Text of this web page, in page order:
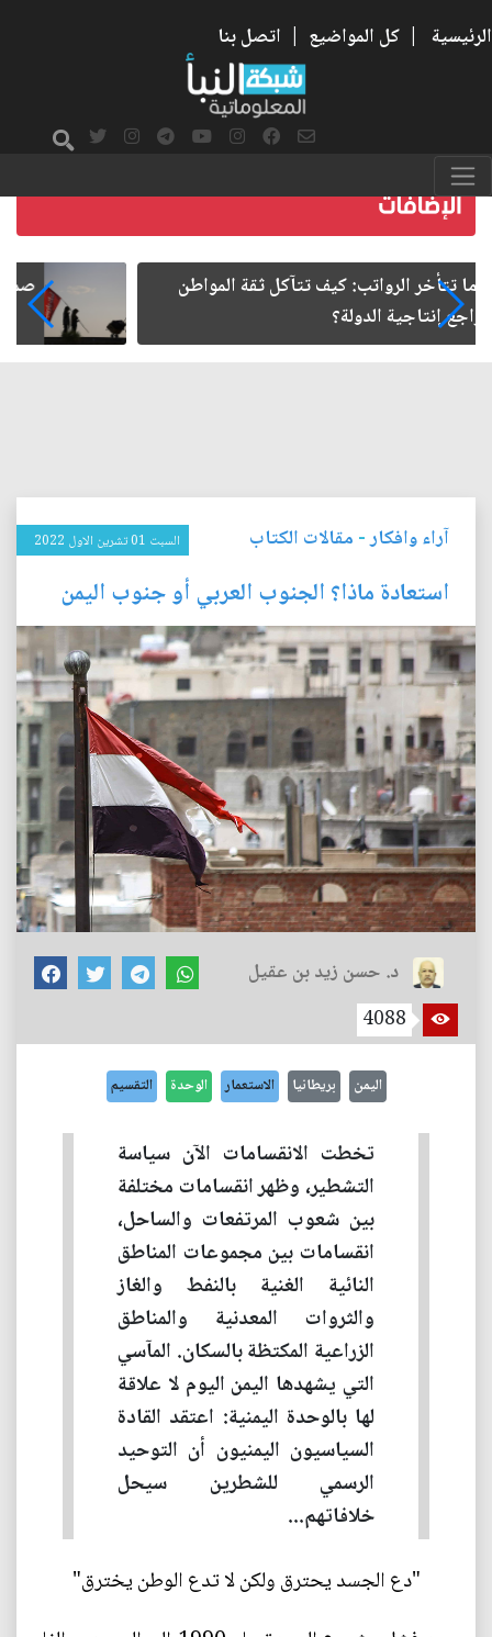
الرئيسية | كل المواضيع | اتصل بنا
صمت الطريق بعد الأربعين
آراء وافكار- مقالات الكتاب السبت 01 تشرين الاول 2022
استعادة ماذا؟ الجنوب العربي أو جنوب اليمن
د. حسن زيد بن عقيل
4088
اليمن بريطانيا الاستعمار الوحدة التقسيم
تخطت الانقسامات الآن سياسة
التشطير، وظهر انقسامات مختلفة
بين شعوب المرتفعات والساحل،
انقسامات بين مجموعات المناطق
النائية الغنية بالنفط والغاز
والثروات المعدنية والمناطق
الزراعية المكتظة بالسكان. المآسي
التي يشهدها اليمن اليوم لا علاقة
لها بالوحدة اليمنية: اعتقد القادة
السياسيون اليمنيون أن التوحيد
الرسمي للشطرين سيحل
خلافاتهم...
"دع الجسد يحترق ولكن لا تدع الوطن يخترق"